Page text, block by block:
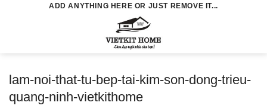
ADD ANYTHING HERE OR JUST REMOVE IT...
lam-noi-that-tu-bep-tai-kim-son-dong-trieu-
quang-ninh-vietkithome